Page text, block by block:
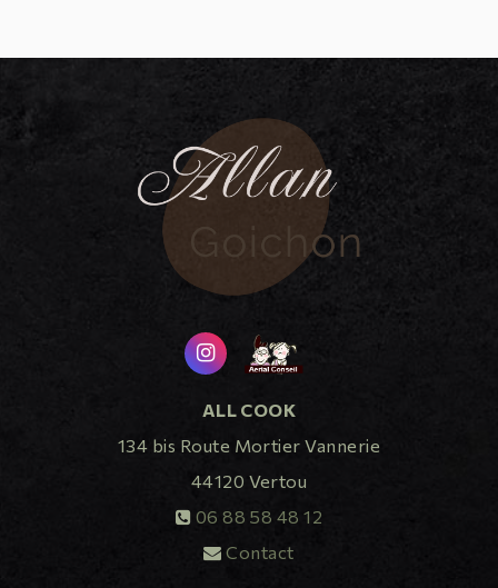
ALL COOK
134 bis Route Mortier Vannerie
44120 Vertou
06 88 58 48 12
Contact